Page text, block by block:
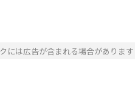
には広告が含まれる場合があります